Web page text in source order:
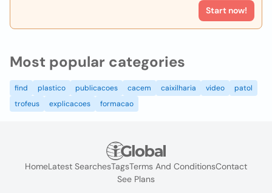
Start now!
Most popular categories
find plastico publicacoes cacem caixilharia video
patol
trofeus
explicacoes formacao
HomeLatest SearchesTagsTerms And ConditionsContact
See Plans